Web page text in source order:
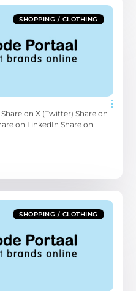
SHOPPING / CLOTHING
on X (Twitter) Share on
on LinkedIn Share on
SHOPPING / CLOTHING